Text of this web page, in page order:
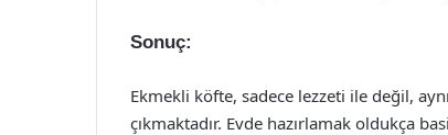
Sonuç:
Ekmekli köfte, sadece lezzeti ile değil,
çıkmaktadır. Evde hazırlamak oldukça